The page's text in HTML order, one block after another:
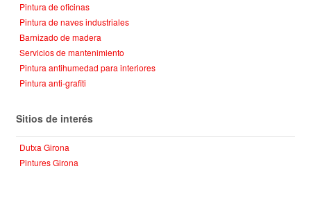
Pintura de oficinas
Pintura de naves industriales
Barnizado de madera
Servicios de mantenimiento
Pintura antihumedad para interiores
Pintura anti-grafiti
Sitios de interés
Dutxa Girona
Pintures Girona